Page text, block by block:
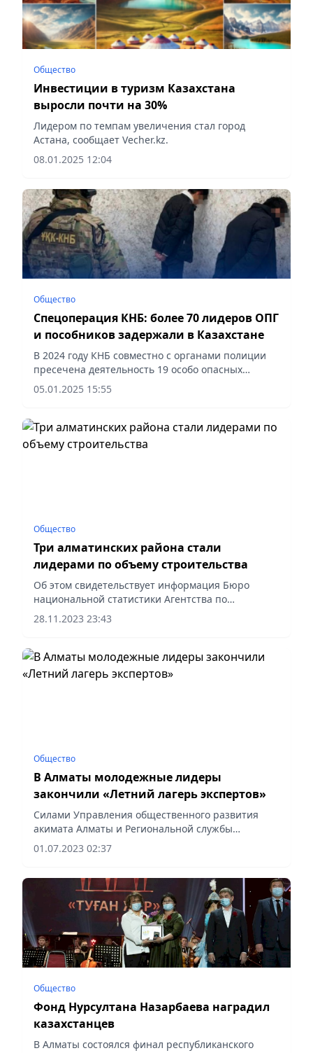
Общество
Инвестиции в туризм Казахстана
выросли почти на 30%
Лидером по темпам увеличения стал город
Астана, сообщает Vecher.kz.
08.01.2025 12:04
Общество
Спецоперация КНБ: более 70 лидеров ОПГ
и пособников задержали в Казахстане
В 2024 году КНБ совместно с органами полиции
пресечена деятельность 19 особо опасных
организованных преступных групп, сообщает
Vecher.kz.
05.01.2025 15:55
Общество
Три алматинских района стали
лидерами по объему строительства
Об этом свидетельствует информация Бюро
национальной статистики Агентства по
стратегическому планированию и реформам
Республики Казахстан.
28.11.2023 23:43
Общество
В Алматы молодежные лидеры
закончили «Летний лагерь экспертов»
Силами Управления общественного развития
акимата Алматы и Региональной службы
коммуникаций 20 мая текущего года был дан
старт обучения 25 молодых экспертов из числа
01.07.2023 02:37
Общество
Фонд Нурсултана Назарбаева наградил
казахстанцев
В Алматы состоялся финал республиканского